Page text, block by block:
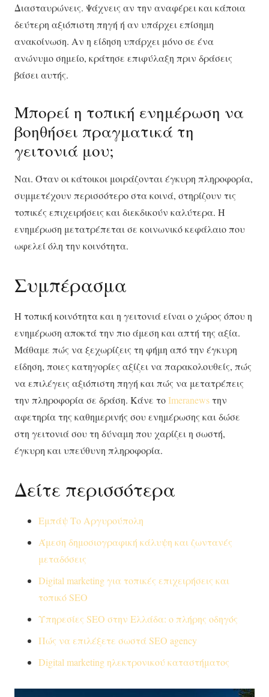
Διασταυρώνεις. Ψάχνεις αν την αναφέρει και κάποια
δεύτερη αξιόπιστη πηγή ή αν υπάρχει επίσημη
ανακοίνωση. Αν η είδηση υπάρχει μόνο σε ένα
ανώνυμο σημείο, κράτησε επιφύλαξη πριν δράσεις
βάσει αυτής.
Μπορεί η τοπική ενημέρωση να
βοηθήσει πραγματικά τη
γειτονιά μου;
Ναι. Όταν οι κάτοικοι μοιράζονται έγκυρη πληροφορία,
συμμετέχουν περισσότερο στα κοινά, στηρίζουν τις
τοπικές επιχειρήσεις και διεκδικούν καλύτερα. Η
ενημέρωση μετατρέπεται σε κοινωνικό κεφάλαιο που
ωφελεί όλη την κοινότητα.
Συμπέρασμα
Η τοπική κοινότητα και η γειτονιά είναι ο χώρος όπου η
ενημέρωση αποκτά την πιο άμεση και απτή της αξία.
Μάθαμε πώς να ξεχωρίζεις τη φήμη από την έγκυρη
είδηση, ποιες κατηγορίες αξίζει να παρακολουθείς, πώς
να επιλέγεις αξιόπιστη πηγή και πώς να μετατρέπεις
την πληροφορία σε δράση. Κάνε τοImeranewsτην
αφετηρία της καθημερινής σου ενημέρωσης και δώσε
στη γειτονιά σου τη δύναμη που χαρίζει η σωστή,
έγκυρη και υπεύθυνη πληροφορία.
Δείτε περισσότερα
Εμπάψ Το Αργυρούπολη
Άμεση δημοσιογραφική κάλυψη και ζωντανές
μεταδόσεις
Digital marketing για τοπικές επιχειρήσεις και
τοπικό SEO
Υπηρεσίες SEO στην Ελλάδα: ο πλήρης οδηγός
Πώς να επιλέξετε σωστά SEO agency
Digital marketing ηλεκτρονικού καταστήματος